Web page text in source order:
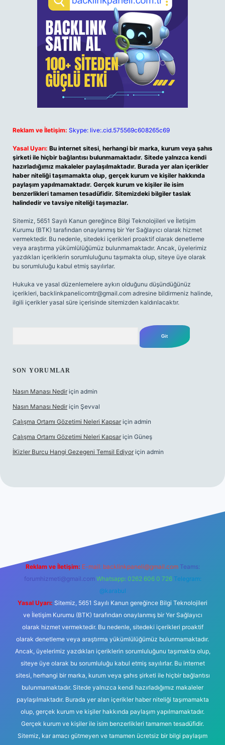
Reklam ve İletişim: Skype: live:.cid.575569c608265c69
Yasal Uyarı: Bu internet sitesi, herhangi bir marka, kurum veya şahıs
şirketi ile hiçbir bağlantısı bulunmamaktadır. Sitede yalnızca kendi
hazırladığımız makaleler paylaşılmaktadır. Burada yer alan içerikler
haber niteliği taşımamakta olup, gerçek kurum ve kişiler hakkında
paylaşım yapılmamaktadır. Gerçek kurum ve kişiler ile isim
benzerlikleri tamamen tesadüfidir. Sitemizdeki bilgiler taslak
halindedir ve tavsiye niteliği taşımazlar.
Sitemiz, 5651 Sayılı Kanun gereğince Bilgi Teknolojileri ve İletişim
Kurumu (BTK) tarafından onaylanmış bir Yer Sağlayıcı olarak hizmet
vermektedir. Bu nedenle, sitedeki içerikleri proaktif olarak denetleme
veya araştırma yükümlülüğümüz bulunmamaktadır. Ancak, üyelerimiz
yazdıkları içeriklerin sorumluluğunu taşımakta olup, siteye üye olarak
bu sorumluluğu kabul etmiş sayılırlar.
Hukuka ve yasal düzenlemelere aykırı olduğunu düşündüğünüz
içerikleri, backlinkpanelicomtr@gmail.com adresine bildirmeniz halinde,
ilgili içerikler yasal süre içerisinde sitemizden kaldırılacaktır.
SON YORUMLAR
Nasın Manası Nedir için admin
Nasın Manası Nedir için Şevval
Çalışma Ortamı Gözetimi Neleri Kapsar için admin
Çalışma Ortamı Gözetimi Neleri Kapsar için Güneş
İKizler Burcu Hangi Gezegeni Temsil Ediyor için admin
Reklam ve İletişim: E-mail: backlinkpaneli@gmail.com Teams:
forumhizmeti@gmail.com Whatsapp: 0262 606 0 726 Telegram:
@karabul
Yasal Uyarı: Sitemiz, 5651 Sayılı Kanun gereğince Bilgi Teknolojileri
ve İletişim Kurumu (BTK) tarafından onaylanmış bir Yer Sağlayıcı
olarak hizmet vermektedir. Bu nedenle, sitedeki içerikleri proaktif
olarak denetleme veya araştırma yükümlülüğümüz bulunmamaktadır.
Ancak, üyelerimiz yazdıkları içeriklerin sorumluluğunu taşımakta olup,
siteye üye olarak bu sorumluluğu kabul etmiş sayılırlar. Bu internet
sitesi, herhangi bir marka, kurum veya şahıs şirketi ile hiçbir bağlantısı
bulunmamaktadır. Sitede yalnızca kendi hazırladığımız makaleler
paylaşılmaktadır. Burada yer alan içerikler haber niteliği taşımamakta
olup, gerçek kurum ve kişiler hakkında paylaşım yapılmamaktadır.
Gerçek kurum ve kişiler ile isim benzerlikleri tamamen tesadüfidir.
Sitemiz, kar amacı gütmeyen ve tamamen ücretsiz bir bilgi paylaşım